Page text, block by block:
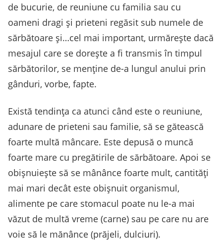
de bucurie, de reuniune cu familia sau cu
oameni dragi și prieteni regăsit sub numele de
sărbătoare și…cel mai important, urmărește dacă
mesajul care se dorește a fi transmis în timpul
sărbătorilor, se menține de-a lungul anului prin
gânduri, vorbe, fapte.
Există tendința ca atunci când este o reuniune,
adunare de prieteni sau familie, să se gătească
foarte multă mâncare. Este depusă o muncă
foarte mare cu pregătirile de sărbătoare. Apoi se
obișnuiește să se mânânce foarte mult, cantități
mai mari decât este obișnuit organismul,
alimente pe care stomacul poate nu le-a mai
văzut de multă vreme (carne) sau pe care nu are
voie să le mănânce (prăjeli, dulciuri).